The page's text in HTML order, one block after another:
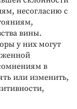
несогласию с
вины.
у них могут
в
или изменить,